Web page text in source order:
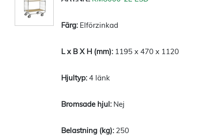
Elförzinkad
1195 x 470 x 1120
4 länk
Nej
250